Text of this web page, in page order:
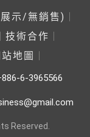
示/無銷售)
技術合作
地圖
6-3965566
Reserved.